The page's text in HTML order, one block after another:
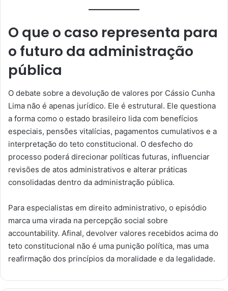
O que o caso representa para
o futuro da administração
pública
O debate sobre a devolução de valores por Cássio Cunha
Lima não é apenas jurídico. Ele é estrutural. Ele questiona
a forma como o estado brasileiro lida com benefícios
especiais, pensões vitalícias, pagamentos cumulativos e a
interpretação do teto constitucional. O desfecho do
processo poderá direcionar políticas futuras, influenciar
revisões de atos administrativos e alterar práticas
consolidadas dentro da administração pública.
Para especialistas em direito administrativo, o episódio
marca uma virada na percepção social sobre
accountability. Afinal, devolver valores recebidos acima do
teto constitucional não é uma punição política, mas uma
reafirmação dos princípios da moralidade e da legalidade.